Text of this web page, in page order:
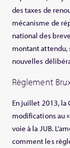
des taxes de
mécanisme de
national des
montant attendu,
nouvelles
Règlement
En juillet 2013, la
modifications au
voie à la JUB.
comment les